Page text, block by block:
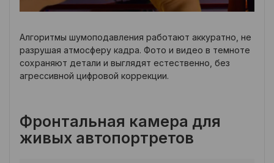
Алгоритмы шумоподавления работают аккуратно, не
разрушая атмосферу кадра. Фото и видео в темноте
сохраняют детали и выглядят естественно, без
агрессивной цифровой коррекции.
Фронтальная камера для
живых автопортретов